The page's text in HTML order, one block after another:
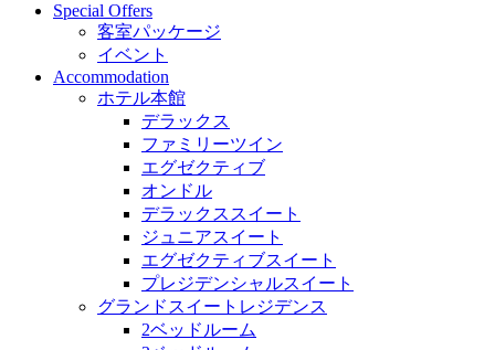
Special Offers
客室パッケージ
イベント
Accommodation
ホテル本館
デラックス
ファミリーツイン
エグゼクティブ
オンドル
デラックススイート
ジュニアスイート
エグゼクティブスイート
プレジデンシャルスイート
グランドスイートレジデンス
2ベッドルーム